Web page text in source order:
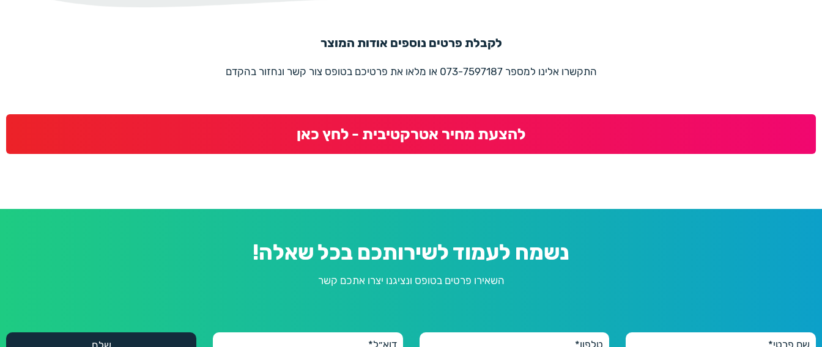
לקבלת פרטים נוספים אודות המוצר
התקשרו אלינו למספר 073-7597187 או מלאו את פרטיכם בטופס צור קשר ונחזור בהקדם
להצעת מחיר אטרקטיבית - לחץ כאן
נשמח לעמוד לשירותכם בכל שאלה!
השאירו פרטים בטופס ונציגנו יצרו אתכם קשר